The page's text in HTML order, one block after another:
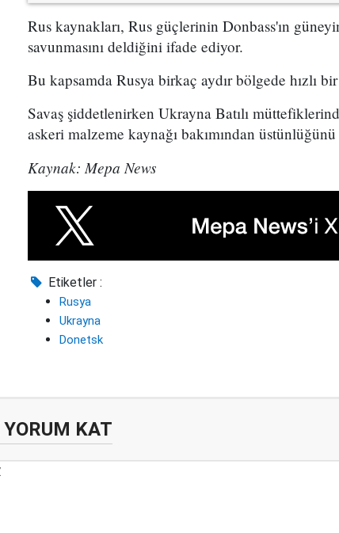
Rus kaynakları, Rus güçlerinin Donbass'ın
savunmasını deldiğini ifade ediyor.
Bu kapsamda Rusya birkaç aydır bölgede hızlı
Savaş şiddetlenirken Ukrayna Batılı
askeri malzeme kaynağı bakımından
Kaynak: Mepa News
Etiketler :
Rusya
Ukrayna
Donetsk
YORUM KAT